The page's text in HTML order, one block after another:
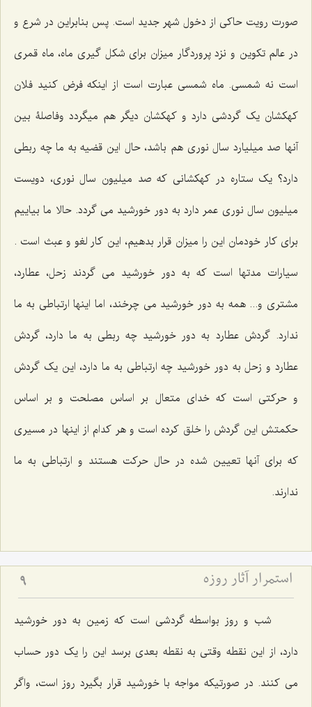
صورت رویت حاکی از دخول شهر جدید است. پس بنابراین در شرع و
در عالم تکوین و نزد پروردگار میزان برای شکل گیری ماه، ماه قمری
است نه شمسی. ماه شمسی عبارت است از اینکه فرض کنید فلان
کهکشان یک گردشی دارد و کهکشان دیگر هم میگردد وفاصلۀ بین
آنها صد میلیارد سال نوری هم باشد، حال این قضیه به ما چه ربطی
دارد؟ یک ستاره در کهکشانی که صد میلیون سال نوری، دویست
میلیون سال نوری عمر دارد به دور خورشید می گردد. حالا ما بیاییم
برای کار خودمان این را میزان قرار بدهیم، این کار لغو و عبث است .
سیارات مدتها است که به دور خورشید می گردند زحل، عطارد،
مشتری و... همه به دور خورشید می چرخند، اما اینها ارتباطی به ما
ندارد. گردش عطارد به دور خورشید چه ربطی به ما دارد، گردش
عطارد و زحل به دور خورشید چه ارتباطی به ما دارد، این یک گردش
و حرکتی است که خدای متعال بر اساس مصلحت و بر اساس
حکمتش این گردش را خلق کرده است و هر کدام از اینها در مسیری
که برای آنها تعیین شده در حال حرکت هستند و ارتباطی به ما
ندارند.
استمرار آثار روزه 9
شب و روز بواسطه گردشی است که زمین به دور خورشید
دارد، از این نقطه وقتی به نقطه بعدی برسد این را یک دور حساب
می کنند. در صورتیکه مواجه با خورشید قرار بگیرد روز است، واگر